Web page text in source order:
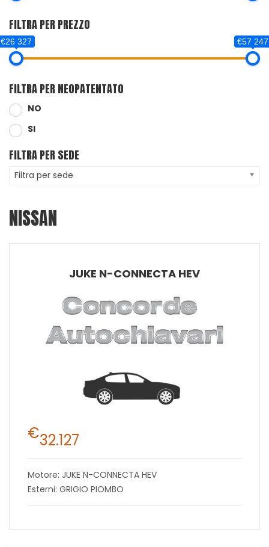
FILTRA PER PREZZO
€26 327 €57 247
FILTRA PER NEOPATENTATO
NO
SI
FILTRA PER SEDE
Filtra per sede
NISSAN
JUKE N-CONNECTA HEV
€32.127
Motore: JUKE N-CONNECTA HEV
Esterni: GRIGIO PIOMBO